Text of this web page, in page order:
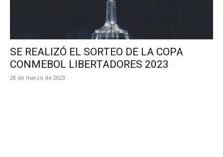
SE REALIZÓ EL SORTEO DE LA COPA
CONMEBOL LIBERTADORES 2023
28 de marzo de 2023